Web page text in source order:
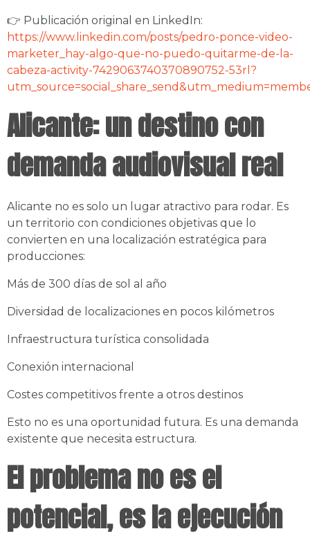
👉 Publicación original en LinkedIn:
https://www.linkedin.com/posts/pedro-ponce-video-
marketer_hay-algo-que-no-puedo-quitarme-de-la-
cabeza-activity-7429063740370890752-53rl?
Alicante: un destino con
demanda audiovisual real
Alicante no es solo un lugar atractivo para rodar. Es
un territorio con condiciones objetivas que lo
convierten en una localización estratégica para
producciones:
Más de 300 días de sol al año
Diversidad de localizaciones en pocos kilómetros
Infraestructura turística consolidada
Conexión internacional
Costes competitivos frente a otros destinos
Esto no es una oportunidad futura. Es una demanda
existente que necesita estructura.
El problema no es el
potencial, es la ejecución